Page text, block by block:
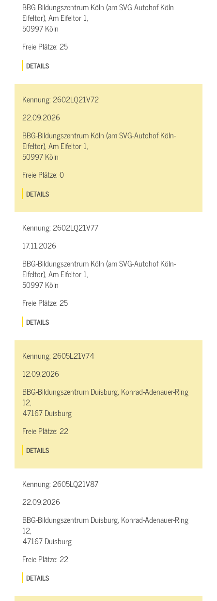
BBG-Bildungszentrum Köln (am SVG-Autohof Köln-
Eifeltor), Am Eifeltor 1,
50997 Köln
Freie Plätze:25
DETAILS
Kennung:2602LQ21V72
22.09.2026
BBG-Bildungszentrum Köln (am SVG-Autohof Köln-
Eifeltor), Am Eifeltor 1,
50997 Köln
Freie Plätze:0
DETAILS
Kennung:2602LQ21V77
17.11.2026
BBG-Bildungszentrum Köln (am SVG-Autohof Köln-
Eifeltor), Am Eifeltor 1,
50997 Köln
Freie Plätze:25
DETAILS
Kennung:2605L21V74
12.09.2026
BBG-Bildungszentrum Duisburg, Konrad-Adenauer-Ring
12,
47167 Duisburg
Freie Plätze:22
DETAILS
Kennung:2605LQ21V87
22.09.2026
BBG-Bildungszentrum Duisburg, Konrad-Adenauer-Ring
12,
47167 Duisburg
Freie Plätze:22
DETAILS